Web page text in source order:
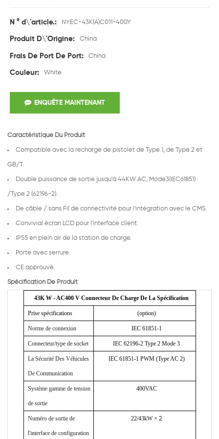
N ° d\'article.: NYEC-43K(A)C011-400Y
Produit D\'Origine: China
Frais De Port De Port: China
Couleur: White
ENQUÊTE MAINTENANT
Caractéristique Du Produit
Compatible avec la recharge de pistolet de Type 1, de Type 2 et
GB/T.
Double puissance de sortie jusqu'à 44KW AC, Mode3(IEC61851)
/Type 2 (62196-2).
De câble / sans Fil de connectivité pour l'intégration avec le CMS.
Convivial écran LCD pour l'interface client.
IP55 en plein air de la station de charge.
Porte avec serrure.
CE approuvé.
Spécification De Produit
43KW - AC400 V Connecteur De Charge De La Spécification
Prise spécifications (option)
Norme de connexion IEC 61851-1
Connecteur/type de socket IEC 62196-2 Type 2 Mode 3
La Sécurité Des Véhicules
De Communication
IEC 61851-1 PWM (Type AC 2)
Système gamme de tension
de sortie
400VAC
Numéro de sortie de
l'interface de configuration
22/43kW× 2